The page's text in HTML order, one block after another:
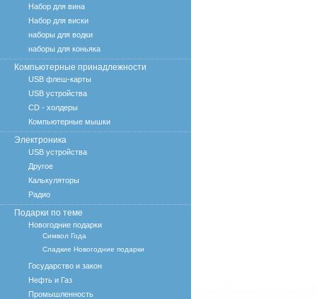
Набор для вина
Набор для виски
наборы для водки
наборы для коньяка
Компьютерные принадлежности
USB флеш-карты
USB устройства
CD - холдеры
Компьютерные мышки
Электроника
USB устройства
Другое
Калькуляторы
Радио
Подарки по теме
Новогодние подарки
Символ Года
Сладкие Новогодние подарки
Государство и закон
Нефть и Газ
Промышленность